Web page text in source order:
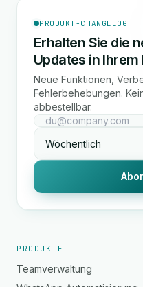
PRODUKT-CHANGELOG
Erhalten Sie die
Updates in
Neue Funktionen,
Fehlerbehebungen.
abbestellbar.
PRODUKTE
Teamverwaltung